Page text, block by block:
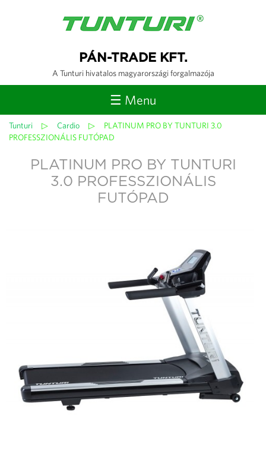
PÁN-TRADE KFT.
A Tunturi hivatalos magyarországi forgalmazója
☰ Menu
Jelenlegi
Tunturi ▷ Cardio ▷
PLATINUM PRO BY TUNTURI 3.0
PROFESSZIONÁLIS FUTÓPAD
PLATINUM PRO BY TUNTURI
3.0 PROFESSZIONÁLIS
FUTÓPAD